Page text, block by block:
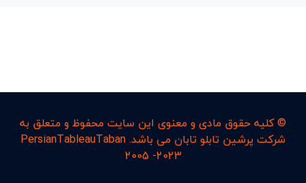
© کليه حقوق مادی و معنوی اين سايت محفوظ و متعلق به
شرکت پرشین تابلو تابان می باشد. PersianTableauTaban
2005 -2023